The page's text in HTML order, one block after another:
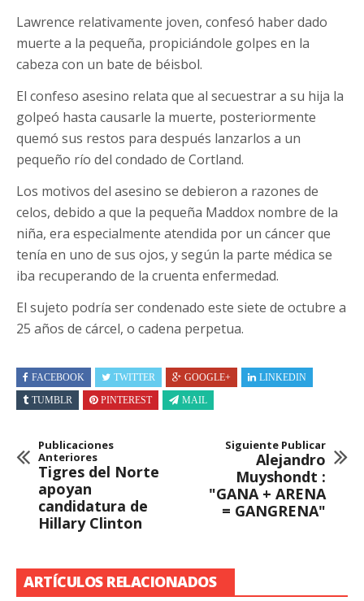
Lawrence relativamente joven, confesó haber dado
muerte a la pequeña, propiciándole golpes en la
cabeza con un bate de béisbol.
El confeso asesino relata que al secuestrar a su hija la
golpeó hasta causarle la muerte, posteriormente
quemó sus restos para después lanzarlos a un
pequeño río del condado de Cortland.
Los motivos del asesino se debieron a razones de
celos, debido a que la pequeña Maddox nombre de la
niña, era especialmente atendida por un cáncer que
tenía en uno de sus ojos, y según la parte médica se
iba recuperando de la cruenta enfermedad.
El sujeto podría ser condenado este siete de octubre a
25 años de cárcel, o cadena perpetua.
FACEBOOK TWITTER GOOGLE+
LINKEDIN
TUMBLR
PINTEREST MAIL
Publicaciones
Anteriores
Tigres del Norte
apoyan
candidatura de
Hillary Clinton
Siguiente Publicar
Alejandro
Muyshondt :
"GANA + ARENA
= GANGRENA"
ARTÍCULOS RELACIONADOS